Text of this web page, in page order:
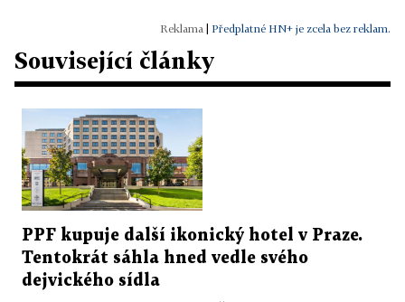
Předplatné HN+ je zcela bez reklam.
Související články
PPF kupuje další ikonický hotel v Praze.
Tentokrát sáhla hned vedle svého
dejvického sídla